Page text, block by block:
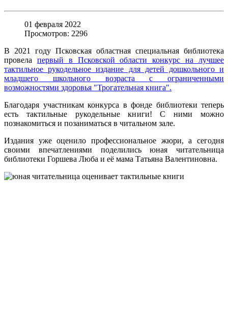
01 февраля 2022
Просмотров: 2296
В 2021 году Псковская областная специальная библиотека
провела первый в Псковской области конкурс на лучшее
тактильное рукодельное издание для детей дошкольного и
младшего школьного возраста с ограниченными
возможностями здоровья "Трогательная книга".
Благодаря участникам конкурса в фонде библиотеки теперь
есть тактильные рукодельные книги! С ними можно
познакомиться и позаниматься в читальном зале.
Издания уже оценило профессиональное жюри, а сегодня
своими впечатлениями поделились юная читательница
библиотеки Горшева Люба и её мама Татьяна Валентиновна.